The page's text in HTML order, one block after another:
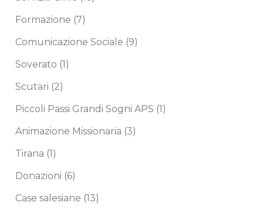
Formazione (7)
Comunicazione Sociale (9)
Soverato (1)
Scutari (2)
Piccoli Passi Grandi Sogni APS (1)
Animazione Missionaria (3)
Tirana (1)
Donazioni (6)
Case salesiane (13)